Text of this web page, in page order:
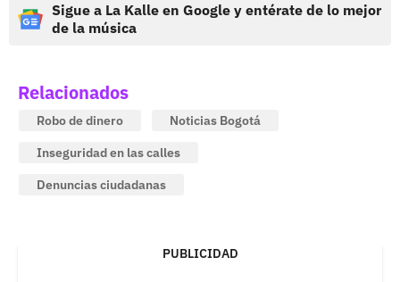
Sigue a La Kalle en Google y entérate de lo mejor
de la música
Relacionados
Robo de dinero
Noticias Bogotá
Inseguridad en las calles
Denuncias ciudadanas
PUBLICIDAD